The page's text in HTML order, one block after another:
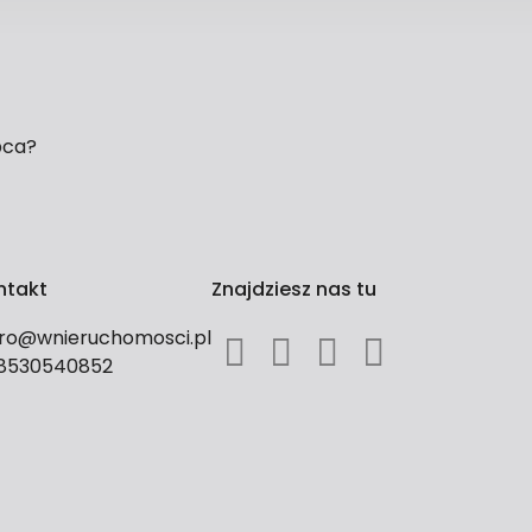
Znajdziesz nas tu